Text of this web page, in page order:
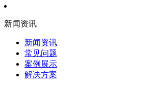
新闻资讯
新闻资讯
常见问题
案例展示
解决方案